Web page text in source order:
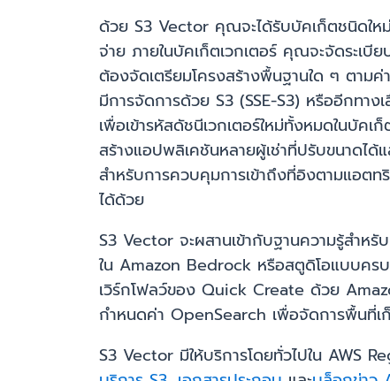
ด้วย S3 Vector คุณจะได้รับบัคเก็ตชนิดให
จ่าย ภายในบัคเก็ตเวกเตอร์ คุณจะจัดระเบี
ต้องจัดเตรียมโครงสร้างพื้นฐานใด ๆ ตามค่
มีการจัดการด้วย S3 (SSE-S3) หรืออีกทา
เพื่อเข้ารหัสดัชนีเวกเตอร์ใหม่ทั้งหมดในบัค
สร้างแอปพลิเคชันหลายผู้เช่าที่ปรับขนาดไ
สำหรับการควบคุมการเข้าถึงที่อิงตามแอตท
ได้ด้วย
S3 Vector จะผสานเข้ากับฐานความรู้สำหรั
ใน Amazon Bedrock หรือสตูดิโอแบบคร
เวิร์กโฟลว์ของ Quick Create ด้วย
กำหนดค่า OpenSearch เพื่อจัดการพื้นที่เ
S3 Vector มีให้บริการโดยทั่วไปใน AWS